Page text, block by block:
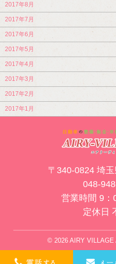
2017年8月
2017年7月
2017年6月
2017年5月
2017年4月
2017年3月
2017年2月
2017年1月
〒340-0824 埼
048-
営業時間 9：
定休日
© 2026 AIRY VILLAGE